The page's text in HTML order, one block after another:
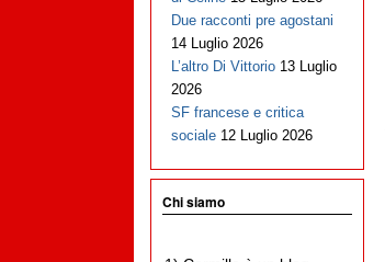
Due racconti pre agostani
14 Luglio 2026
L’altro Di Vittorio 13 Luglio
2026
SF francese e critica
sociale 12 Luglio 2026
Chi siamo